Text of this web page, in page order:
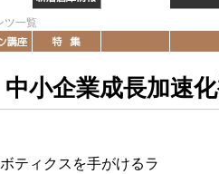
ツ一覧
小企業成長加速
ティクスを手がけるラ